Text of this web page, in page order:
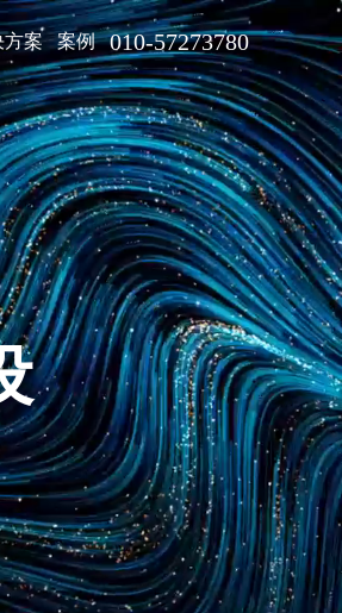
方案 案例 010-57273780